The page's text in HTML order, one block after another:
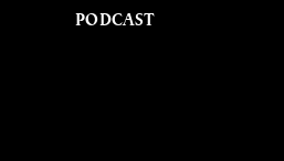
PODCAST